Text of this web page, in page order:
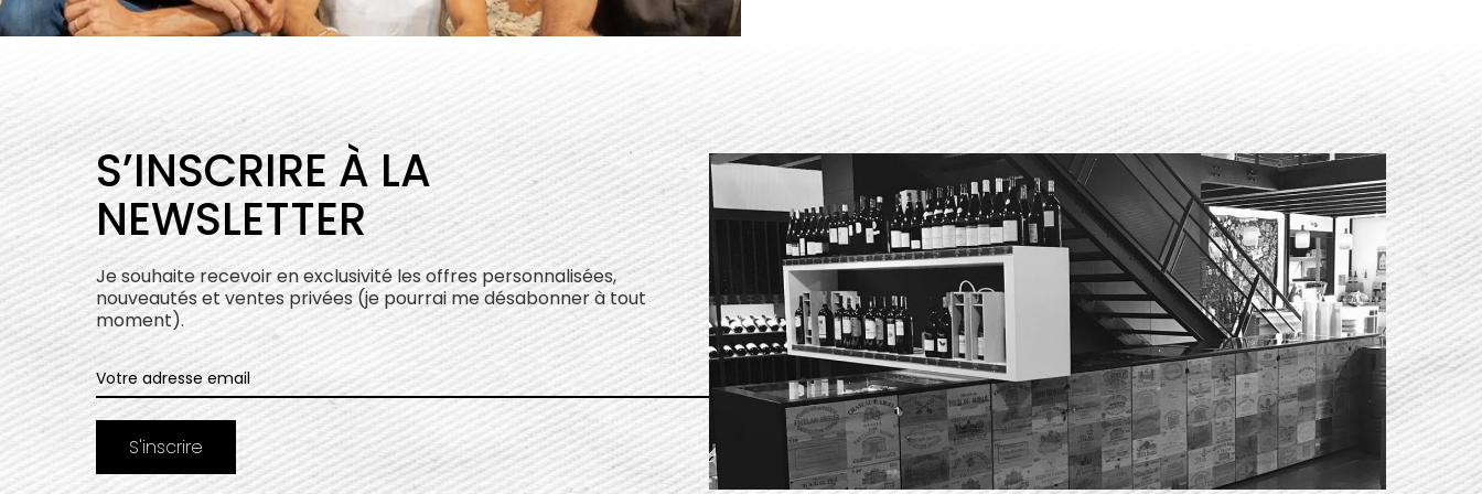
S’INSCRIRE À LA
NEWSLETTER
Je souhaite recevoir en exclusivité les offres personnalisées,
nouveautés et ventes privées (je pourrai me désabonner à tout
moment).